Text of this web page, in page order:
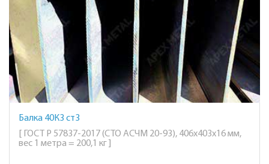
Балка 40К3 ст3
[ ГОСТ Р 57837-2017 (СТО АСЧМ 20-93), 406х403х16 мм,
вес 1 метра = 200,1 кг ]